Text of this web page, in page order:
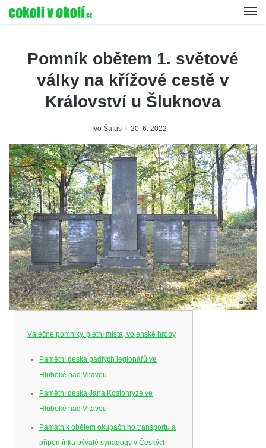
Pomník obětem 1. světové
války na křížové cestě v
Království u Šluknova
Ivo Šafus 20. 6. 2022
Válečné pomníky, pietní místa, vojenské hroby
Pamětní deska padlých legionářů ve
Hluboké nad Vltavou
Pamětní deska Jana Kostohryze ve
Hluboké nad Vltavou
Památník obětem okupačního transportu a
připomínka bývalé synagogy v Českých